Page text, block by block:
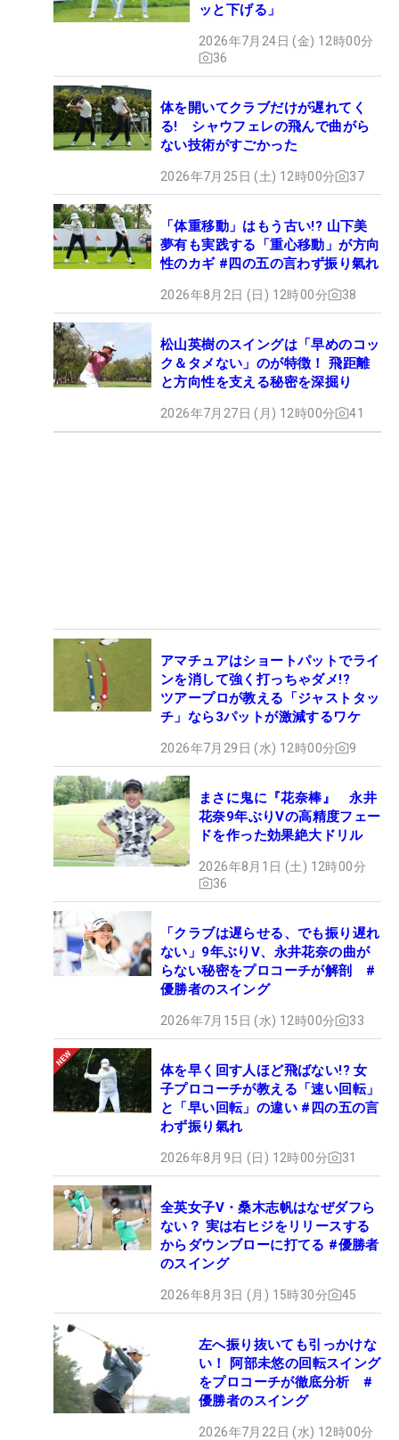
ッと下げる」
2026年7月24日 (金) 12時00分
36
体を開いてクラブだけが遅れてく
る! シャウフェレの飛んで曲がら
ない技術がすごかった
2026年7月25日 (土) 12時00分 37
「体重移動」はもう古い!? 山下美
夢有も実践する「重心移動」が方向
性のカギ #四の五の言わず振り氣れ
2026年8月2日 (日) 12時00分 38
松山英樹のスイングは「早めのコッ
ク＆タメない」のが特徴！ 飛距離
と方向性を支える秘密を深掘り
2026年7月27日 (月) 12時00分 41
アマチュアはショートパットでライ
ンを消して強く打っちゃダメ!?
ツアープロが教える「ジャストタッ
チ」なら3パットが激減するワケ
2026年7月29日 (水) 12時00分 9
まさに鬼に『花奈棒』 永井
花奈9年ぶりVの高精度フェー
ドを作った効果絶大ドリル
2026年8月1日 (土) 12時00分
36
「クラブは遅らせる、でも振り遅れ
ない」9年ぶりV、永井花奈の曲が
らない秘密をプロコーチが解剖 #
優勝者のスイング
2026年7月15日 (水) 12時00分 33
体を早く回す人ほど飛ばない!? 女
子プロコーチが教える「速い回転」
と「早い回転」の違い #四の五の言
わず振り氣れ
2026年8月9日 (日) 12時00分 31
全英女子V・桑木志帆はなぜダフら
ない？ 実は右ヒジをリリースする
からダウンブローに打てる #優勝者
のスイング
2026年8月3日 (月) 15時30分 45
左へ振り抜いても引っかけな
い！ 阿部未悠の回転スイング
をプロコーチが徹底分析 #
優勝者のスイング
2026年7月22日 (水) 12時00分